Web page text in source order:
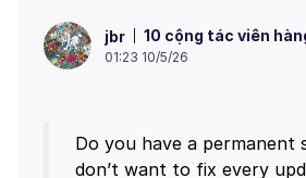
jbr 10 cộng tác viên
01:23 10/5/26
Do you have a permanent
don’t want to fix every